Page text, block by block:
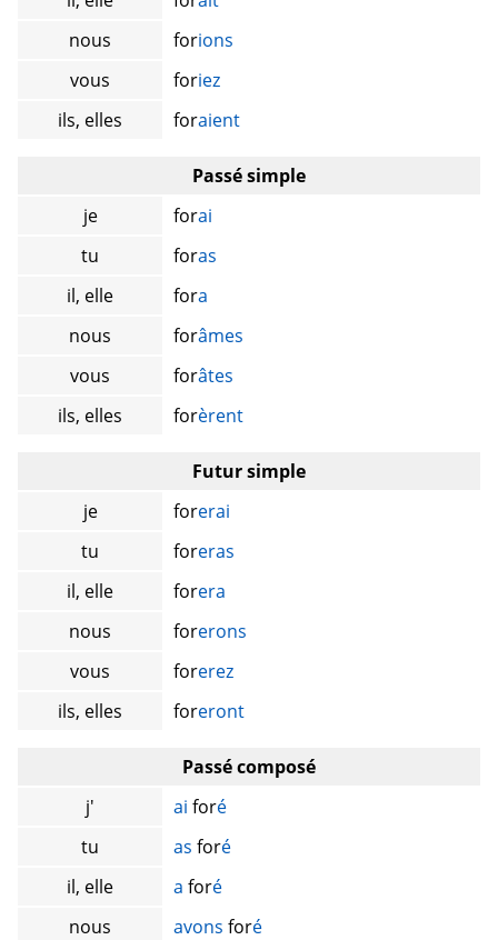
nous
forions
vous
foriez
ils, elles
foraient
Passé simple
je
forai
tu
foras
il, elle
fora
nous
forâmes
vous
forâtes
ils, elles
forèrent
Futur simple
je
forerai
tu
foreras
il, elle
forera
nous
forerons
vous
forerez
ils, elles
foreront
Passé composé
j'
ai foré
tu
as foré
il, elle
a foré
nous
avons foré